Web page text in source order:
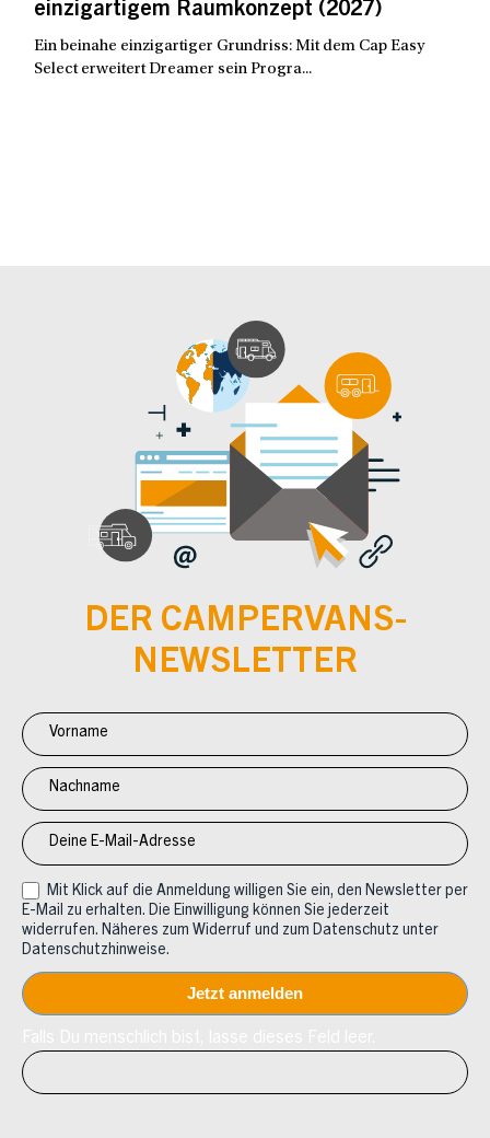
einzigartigem Raumkonzept (2027)
Ein beinahe einzigartiger Grundriss: Mit dem Cap Easy
Select erweitert Dreamer sein Progra...
DER CAMPERVANS-
NEWSLETTER
Newsletter
Anmeldung
CV
Mit Klick auf die Anmeldung willigen Sie ein, den Newsletter per
E-Mail zu erhalten. Die Einwilligung können Sie jederzeit
widerrufen. Näheres zum Widerruf und zum Datenschutz unter
Datenschutzhinweise.